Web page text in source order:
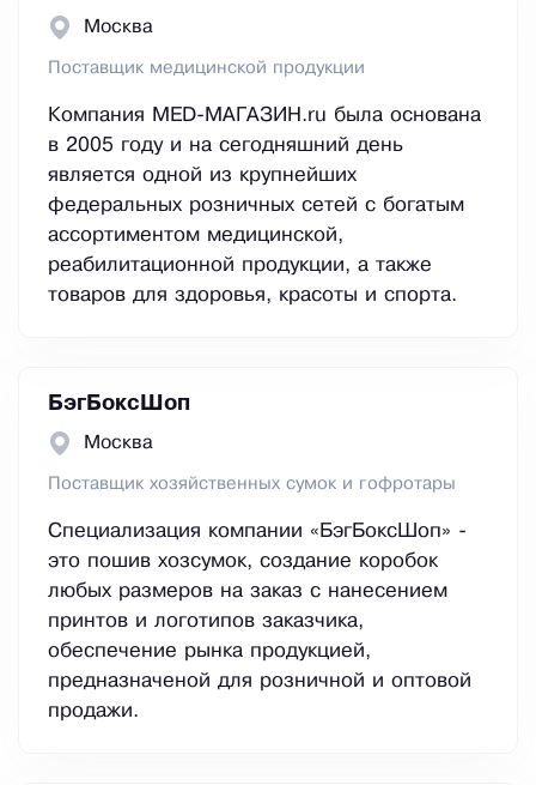
Москва
Поставщик медицинской продукции
Компания MED-МАГАЗИН.ru была основана
в 2005 году и на сегодняшний день
является одной из крупнейших
федеральных розничных сетей с богатым
ассортиментом медицинской,
реабилитационной продукции, а также
товаров для здоровья, красоты и спорта.
БэгБоксШоп
Москва
Поставщик хозяйственных сумок и гофротары
Специализация компании «БэгБоксШоп» -
это пошив хозсумок, создание коробок
любых размеров на заказ с нанесением
принтов и логотипов заказчика,
обеспечение рынка продукцией,
предназначеной для розничной и оптовой
продажи.